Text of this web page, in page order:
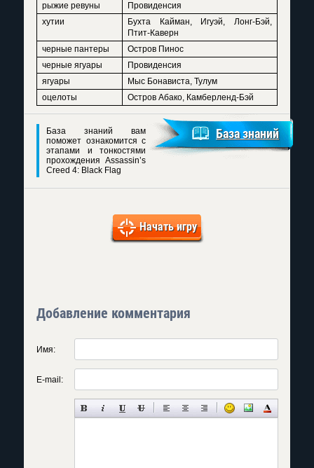
рыжие ревуны
Провиденсия
хутии
Бухта Кайман, Игуэй, Лонг-Бэй,
Птит-Каверн
черные пантеры
Остров Пинос
черные ягуары
Провиденсия
ягуары
Мыс Бонависта, Тулум
оцелоты
Остров Абако, Камберленд-Бэй
База знаний вам
поможет ознакомится с
этапами и тонкостями
прохождения Assassin’s
Creed 4: Black Flag
База знаний
Начать игру
Добавление комментария
Имя:
E-mail: